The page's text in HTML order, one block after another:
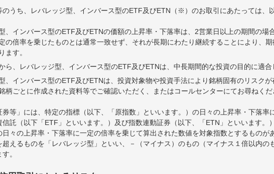
のうち、レバレッジ型、インバース型のETF及びETN（※）のお取引にあたっては、
、インバース型のETF及びETNの価額の上昇率・下落率は、2営業日以上の期間の場
の倍率を乗じたものとは通常一致せず、それが長期にわたり継続することにより、
ます。
ら、レバレッジ型、インバース型のETF及びETNは、中長期間的な投資の目的に適合
、インバース型のETF及びETNは、投資対象物や投資手法により銘柄固有のリスク
柄ごとに作成された資料等でご確認いただく、またはコールセンターにてお尋ねくだ
等」には、特定の指標（以下、「原指数」といいます。）の日々の上昇率・下落率
信託（以下「ETF」といいます。）及び指数連動証券（以下、「ETN」といいます。
日々の上昇率・下落率に一定の倍率を乗じて算出された数値を対象指数とするものが
超えるものを「レバレッジ型」といい、－（マイナス）のもの（マイナス１倍以内の
。